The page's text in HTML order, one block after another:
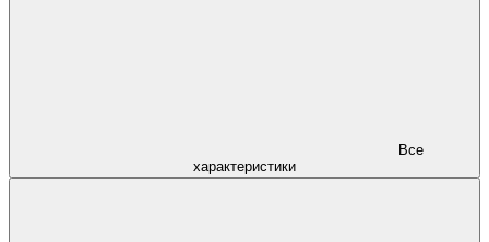
характеристики